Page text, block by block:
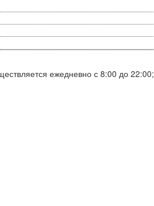
ежедневно с 8:00 до 22:00;